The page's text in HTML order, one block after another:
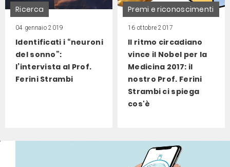
Ricerca
04 gennaio 2019
Identificati i “neuroni
del sonno”:
l’intervista al Prof.
Ferini Strambi
Premi e riconoscimenti
16 ottobre 2017
Il ritmo circadiano
vince il Nobel per la
Medicina 2017: il
nostro Prof. Ferini
Strambi ci spiega
cos'è